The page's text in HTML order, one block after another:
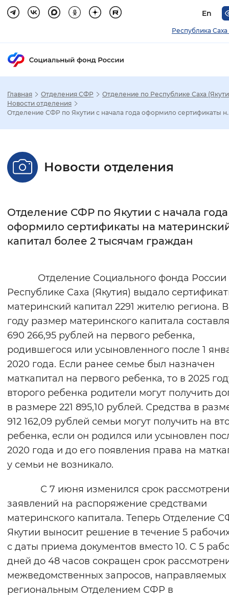
En
Республика Саха
Настройка режима отображения
Стандартный Увеличенный
Без засечек
Интервал между буквами
Цвет сайта
Синий фон
Изображения
Включены Выключены
Звуковой ассистент
Воспроизвести Остановить
Главная Отделения СФР
Отделение по Республике Саха
Новости отделения
Отделение СФР по Якутии с начала года оформило сертификаты
Новости отделения
Отделение СФР по Якутии с начала года
оформило сертификаты на
капитал более 2 тысячам граждан
Отделение Социального фонда России
Республике Саха (Якутия) выдало
материнский капитал 2291 жителю региона.
году размер материнского капитала
690 266,95 рублей на первого ребенка,
родившегося или усыновленного после 1
2020 года. Если ранее семье был назначен
маткапитал на первого ребенка, то в 2025
второго ребенка родители могут получить
в размере 221 895,10 рублей. Средства в
912 162,09 рублей семьи могут получить на
ребенка, если он родился или усыновлен
2020 года и до его появления права на
у семьи не возникало.
С 7 июня изменился срок
заявлений на распоряжение средствами
материнского капитала. Теперь Отделение
Якутии выносит решение в течение 5
с даты приема документов вместо 10. С 5
дней до 48 часов сокращен срок
межведомственных запросов, направляемых
региональным Отделением СФР в